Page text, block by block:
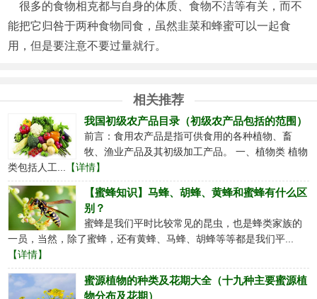
很多的食物相克都与自身的体质、食物不洁等有关，而不
能把它归咎于两种食物同食，虽然韭菜和蜂蜜可以一起食
用，但是要注意不要过量就行。
相关推荐
我国初级农产品目录（初级农产品包括的范围）
前言：食用农产品是指可供食用的各种植物、畜
牧、渔业产品及其初级加工产品。 一、植物类 植物
类包括人工... 【详情】
【蜜蜂知识】马蜂、胡蜂、黄蜂和蜜蜂有什么区
别？
蜜蜂是我们平时比较常见的昆虫，也是蜂类家族的
一员，当然，除了蜜蜂，还有黄蜂、马蜂、胡蜂等等都是我们平...
【详情】
蜜源植物的种类及花期大全（十九种主要蜜源植
物分布及花期）